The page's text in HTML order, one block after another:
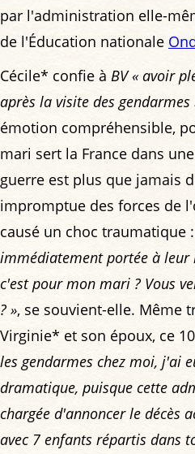
par l'administration elle-
de l'Éducation nationale
Cécile* confie à BV « avoir
après la visite des gendarmes
émotion compréhensible,
mari sert la France dans
guerre est plus que jamais
impromptue des forces de
causé un choc traumatique :
immédiatement portée à
c'est pour mon mari ? Vous
? », se souvient-elle. Même
Virginie* et son époux, ce
les gendarmes chez moi, j'ai
dramatique, puisque cette
chargée d'annoncer le décès
avec 7 enfants répartis dans